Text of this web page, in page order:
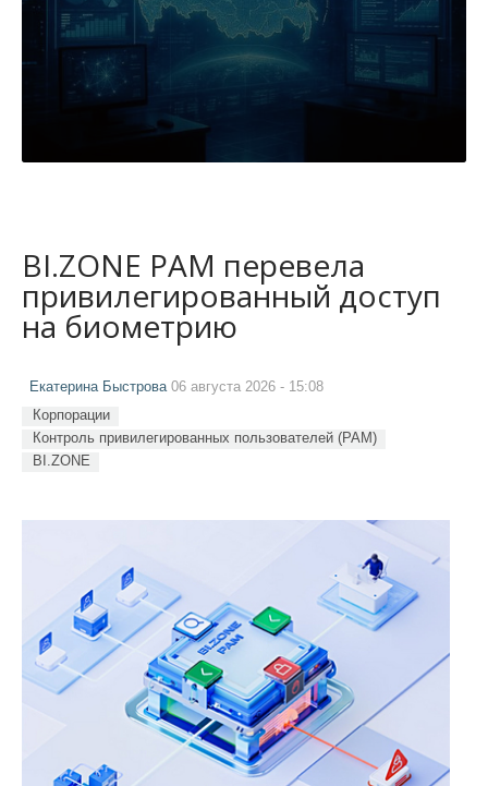
BI.ZONE PAM перевела
привилегированный доступ
на биометрию
Екатерина Быстрова06 августа 2026 - 15:08
Корпорации
Контроль привилегированных пользователей (PAM)
BI.ZONE